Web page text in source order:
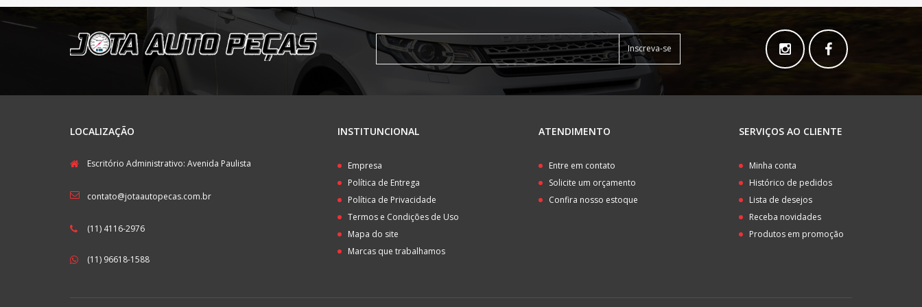
Inscreva-se
LOCALIZAÇÃO
Escritório Administrativo: Avenida Paulista
contato@jotaautopecas.com.br
(11) 4116-2976
(11) 96618-1588
INSTITUNCIONAL
Empresa
Política de Entrega
Política de Privacidade
Termos e Condições de Uso
Mapa do site
Marcas que trabalhamos
ATENDIMENTO
Entre em contato
Solicite um orçamento
Confira nosso estoque
SERVIÇOS AO CLIENTE
Minha conta
Histórico de pedidos
Lista de desejos
Receba novidades
Produtos em promoção